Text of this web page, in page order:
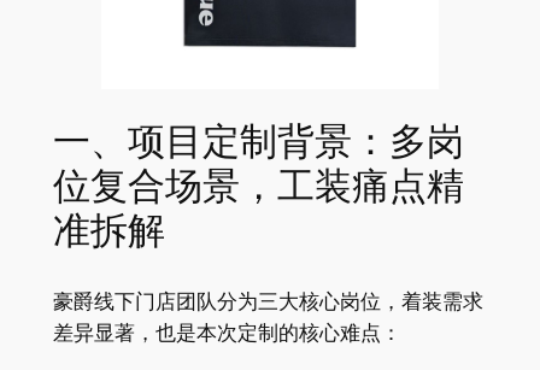
一、项目定制背景：多岗
位复合场景，工装痛点精
准拆解
豪爵线下门店团队分为三大核心岗位，着装需求
差异显著，也是本次定制的核心难点：